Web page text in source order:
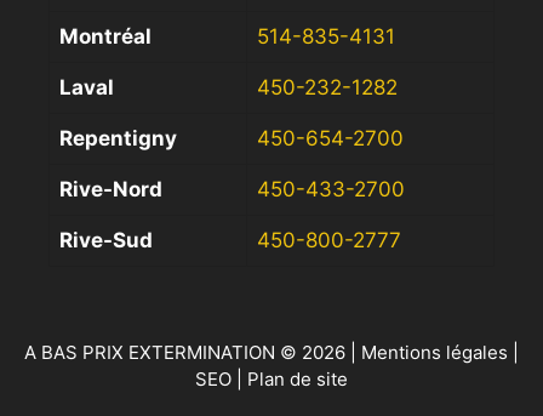
Montréal 514-835-4131
Laval 450-232-1282
Repentigny 450-654-2700
Rive-Nord 450-433-2700
Rive-Sud 450-800-2777
A BAS PRIX EXTERMINATION © 2026 | Mentions légales
SEO
Plan de site